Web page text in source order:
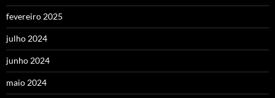
fevereiro 2025
julho 2024
junho 2024
maio 2024